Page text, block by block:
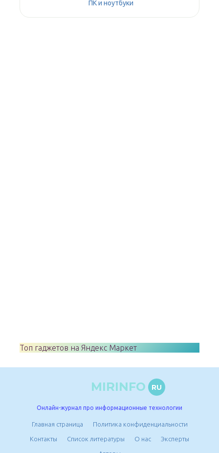
ПК и ноутбуки
Топ гаджетов на Яндекс Маркет
MIRINFO RU
Онлайн-журнал про информационные технологии
Главная страница Политика конфиденциальности
Контакты Список литературы О нас Эксперты